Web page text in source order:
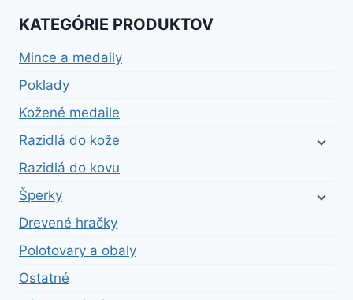
KATEGÓRIE PRODUKTOV
Mince a medaily
Poklady
Kožené medaile
Razidlá do kože
Razidlá do kovu
Šperky
Drevené hračky
Polotovary a obaly
Ostatné